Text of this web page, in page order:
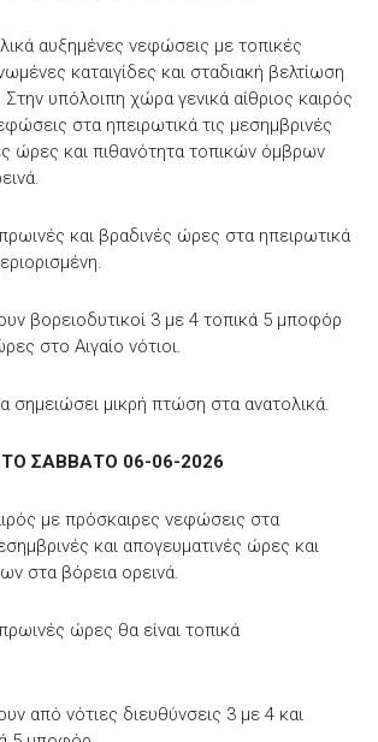
αυξημένες νεφώσεις με τοπικές
καταιγίδες και σταδιακή βελτίωση
υπόλοιπη χώρα γενικά αίθριος καιρός
στα ηπειρωτικά τις μεσημβρινές
ώρες και πιθανότητα τοπικών όμβρων
και βραδινές ώρες στα ηπειρωτικά
βορειοδυτικοί 3 με 4 τοπικά 5 μποφόρ
στο Αιγαίο νότιοι.
σημειώσει μικρή πτώση στα ανατολικά.
ΣΑΒΒΑΤΟ 06-06-2026
με πρόσκαιρες νεφώσεις στα
και απογευματινές ώρες και
στα βόρεια ορεινά.
ώρες θα είναι τοπικά
από νότιες διευθύνσεις 3 με 4 και